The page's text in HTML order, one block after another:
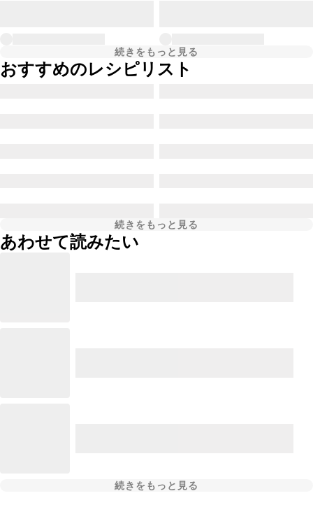
続きをもっと見る
おすすめのレシピリスト
続きをもっと見る
あわせて読みたい
続きをもっと見る